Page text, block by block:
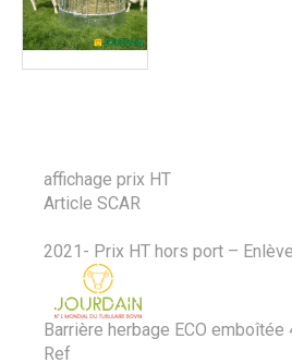
affichage prix HT
Article SCAR
2021- Prix HT hors port –
Barrière herbage ECO emboîtée
Ref